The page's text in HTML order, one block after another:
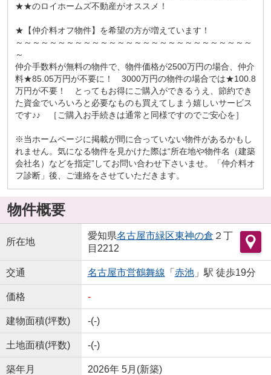
★★のロイホームズ不動産がオススメ！
★【仲介料オフ物件】を希望の方が増えています！
～～～～～～～～～～～～～～～～～～～～～～～～～～～～
～
仲介手数料が無料の物件で、物件価格が2500万円の場合、仲介
料★85.05万円が不要に！ 3000万円の物件の場合では★100.8
万円が不要！ とってもお得にご購入ができるうえ、節約でき
た資金でいろいろと必要なものも買えてしまう嬉しいサービス
です♪♪ ［ご購入お手続きは通常と同様ですのでご安心を］
※当ホームページに掲載が間に合っていない物件があるかもし
れません。気になる物件を見かけた際は“所在地や物件名（建築
会社名）などを指定”してお問い合わせ下さいませ。「仲介料オ
フ診断」後、ご連絡をさせていただきます。
物件概要
所在地
愛知県名古屋市緑区東神の倉 ２丁
目2212
交通 名古屋市営鶴舞線 「 赤池」駅 徒歩19分
価格 -
建物面積(坪数) -(-)
土地面積(坪数) -(-)
築年月 2026年 5月(新築)